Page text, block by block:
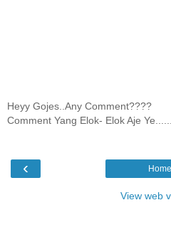
Heyy Gojes..Any Comment????
Comment Yang Elok- Elok Aje Ye......
‹ Home
View web